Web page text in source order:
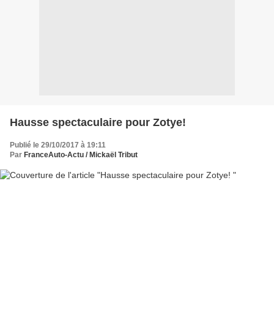
Hausse spectaculaire pour Zotye!
Publié le 29/10/2017 à 19:11
Par FranceAuto-Actu / Mickaël Tribut